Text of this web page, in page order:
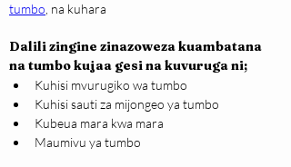
tumbo , na kuhara
Dalili zingine zinazoweza kuambatana
na tumbo kujaa gesi na kuvuruga ni;
Kuhisi mvurugiko wa tumbo
Kuhisi sauti za mijongeo ya tumbo
Kubeua mara kwa mara
Maumivu ya tumbo